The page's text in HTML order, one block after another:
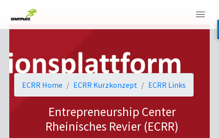
ECRR Home ECRR Kurzkonzept ECRR Links
Entrepreneurship Center
Rheinisches Revier (ECRR)